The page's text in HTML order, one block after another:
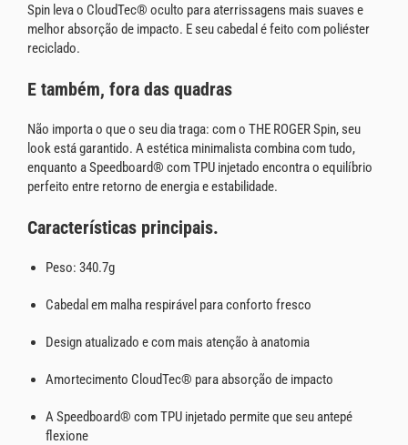
Spin leva o CloudTec® oculto para aterrissagens mais suaves e
melhor absorção de impacto. E seu cabedal é feito com poliéster
reciclado.
E também, fora das quadras
Não importa o que o seu dia traga: com o THE ROGER Spin, seu
look está garantido. A estética minimalista combina com tudo,
enquanto a Speedboard® com TPU injetado encontra o equilíbrio
perfeito entre retorno de energia e estabilidade.
Características principais.
Peso: 340.7g
Cabedal em malha respirável para conforto fresco
Design atualizado e com mais atenção à anatomia
Amortecimento CloudTec® para absorção de impacto
A Speedboard® com TPU injetado permite que seu antepé
flexione